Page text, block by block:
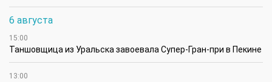
6 августа
15:00
Таншовщица из Уральска завоевала Супер-Гран-при в Пекине
13:00